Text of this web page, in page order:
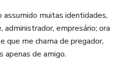
assumido muitas identidades,
administrador, empresário; ora
que me chama de pregador,
apenas de amigo.